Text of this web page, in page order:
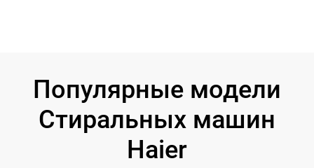
Популярные модели
Стиральных машин
Haier